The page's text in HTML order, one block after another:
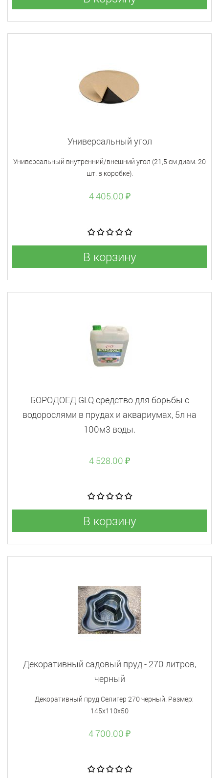
Универсальный угол
Универсальный внутренний/внешний угол (21,5 см диам. 20
шт. в коробке).
4 405.00 ₽
В корзину
БОРОДОЕД GLQ средство для борьбы с
водорослями в прудах и аквариумах, 5л на
100м3 воды.
4 528.00 ₽
В корзину
Декоративный садовый пруд - 270 литров,
черный
Декоративный пруд Селигер 270 черный. Размер:
145х110х50
4 700.00 ₽